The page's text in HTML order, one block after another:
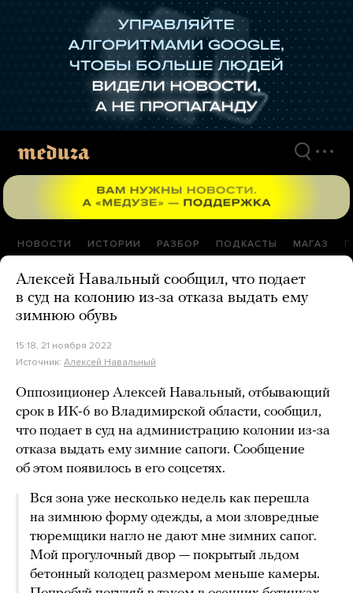
НОВОСТИ ИСТОРИИ РАЗБОР ПОДКАСТЫ МАГАЗ
Алексей Навальный сообщил, что подает
в суд на колонию из-за отказа выдать ему
зимнюю обувь
15:18, 21 ноября 2022
Источник: Алексей Навальный
Оппозиционер Алексей Навальный, отбывающий
срок в ИК-6 во Владимирской области, сообщил,
что подает в суд на администрацию колонии из-за
отказа выдать ему зимние сапоги. Сообщение
об этом появилось в его соцсетях.
Вся зона уже несколько недель как перешла
на зимнюю форму одежды, а мои зловредные
тюремщики нагло не дают мне зимних сапог.
Мой прогулочный двор — покрытый льдом
бетонный колодец размером меньше камеры.